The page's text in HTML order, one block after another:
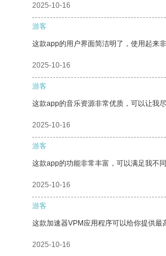
2025-10-16
游客
这款app的用户界面简洁明了，使用起来
2025-10-16
游客
这款app的音乐资源非常优质，可以让我
2025-10-16
游客
这款app的功能非常丰富，可以满足我不同
2025-10-16
游客
这款加速器VPM应用程序可以给你提供最
2025-10-16